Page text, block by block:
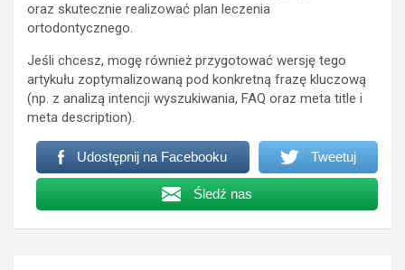
oraz skutecznie realizować plan leczenia
ortodontycznego.
Jeśli chcesz, mogę również przygotować wersję tego
artykułu zoptymalizowaną pod konkretną frazę kluczową
(np. z analizą intencji wyszukiwania, FAQ oraz meta title i
meta description).
Udostępnij na Facebooku Tweetuj
Śledź nas